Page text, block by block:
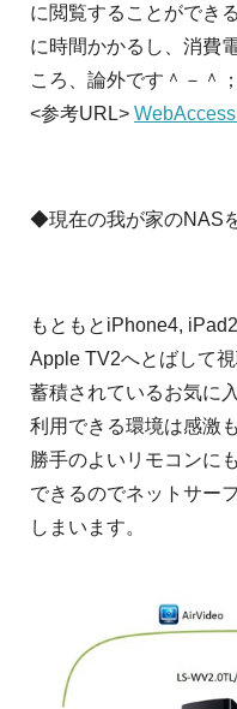
に閲覧することができ
に時間かかるし、消費
ころ、論外です＾－＾；
<参考URL>
◆現在の我が家のNAS
もともとiPhone4,
Apple TV2へとばして
蓄積されているお気に
利用できる環境は感激
勝手のよいリモコンに
できるのでネットサー
しまいます。